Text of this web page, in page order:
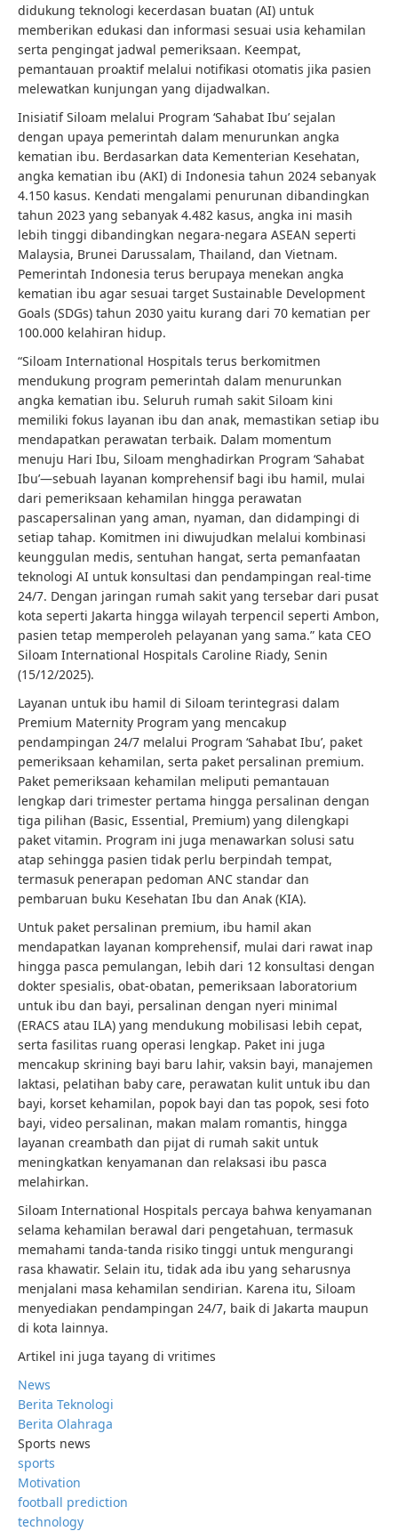
didukung teknologi kecerdasan buatan (AI) untuk
memberikan edukasi dan informasi sesuai usia kehamilan
serta pengingat jadwal pemeriksaan. Keempat,
pemantauan proaktif melalui notifikasi otomatis jika pasien
melewatkan kunjungan yang dijadwalkan.
Inisiatif Siloam melalui Program ‘Sahabat Ibu’ sejalan
dengan upaya pemerintah dalam menurunkan angka
kematian ibu. Berdasarkan data Kementerian Kesehatan,
angka kematian ibu (AKI) di Indonesia tahun 2024 sebanyak
4.150 kasus. Kendati mengalami penurunan dibandingkan
tahun 2023 yang sebanyak 4.482 kasus, angka ini masih
lebih tinggi dibandingkan negara-negara ASEAN seperti
Malaysia, Brunei Darussalam, Thailand, dan Vietnam.
Pemerintah Indonesia terus berupaya menekan angka
kematian ibu agar sesuai target Sustainable Development
Goals (SDGs) tahun 2030 yaitu kurang dari 70 kematian per
100.000 kelahiran hidup.
“Siloam International Hospitals terus berkomitmen
mendukung program pemerintah dalam menurunkan
angka kematian ibu. Seluruh rumah sakit Siloam kini
memiliki fokus layanan ibu dan anak, memastikan setiap ibu
mendapatkan perawatan terbaik. Dalam momentum
menuju Hari Ibu, Siloam menghadirkan Program ‘Sahabat
Ibu’—sebuah layanan komprehensif bagi ibu hamil, mulai
dari pemeriksaan kehamilan hingga perawatan
pascapersalinan yang aman, nyaman, dan didampingi di
setiap tahap. Komitmen ini diwujudkan melalui kombinasi
keunggulan medis, sentuhan hangat, serta pemanfaatan
teknologi AI untuk konsultasi dan pendampingan real-time
24/7. Dengan jaringan rumah sakit yang tersebar dari pusat
kota seperti Jakarta hingga wilayah terpencil seperti Ambon,
pasien tetap memperoleh pelayanan yang sama.” kata CEO
Siloam International Hospitals Caroline Riady, Senin
(15/12/2025).
Layanan untuk ibu hamil di Siloam terintegrasi dalam
Premium Maternity Program yang mencakup
pendampingan 24/7 melalui Program ‘Sahabat Ibu’, paket
pemeriksaan kehamilan, serta paket persalinan premium.
Paket pemeriksaan kehamilan meliputi pemantauan
lengkap dari trimester pertama hingga persalinan dengan
tiga pilihan (Basic, Essential, Premium) yang dilengkapi
paket vitamin. Program ini juga menawarkan solusi satu
atap sehingga pasien tidak perlu berpindah tempat,
termasuk penerapan pedoman ANC standar dan
pembaruan buku Kesehatan Ibu dan Anak (KIA).
Untuk paket persalinan premium, ibu hamil akan
mendapatkan layanan komprehensif, mulai dari rawat inap
hingga pasca pemulangan, lebih dari 12 konsultasi dengan
dokter spesialis, obat-obatan, pemeriksaan laboratorium
untuk ibu dan bayi, persalinan dengan nyeri minimal
(ERACS atau ILA) yang mendukung mobilisasi lebih cepat,
serta fasilitas ruang operasi lengkap. Paket ini juga
mencakup skrining bayi baru lahir, vaksin bayi, manajemen
laktasi, pelatihan baby care, perawatan kulit untuk ibu dan
bayi, korset kehamilan, popok bayi dan tas popok, sesi foto
bayi, video persalinan, makan malam romantis, hingga
layanan creambath dan pijat di rumah sakit untuk
meningkatkan kenyamanan dan relaksasi ibu pasca
melahirkan.
Siloam International Hospitals percaya bahwa kenyamanan
selama kehamilan berawal dari pengetahuan, termasuk
memahami tanda-tanda risiko tinggi untuk mengurangi
rasa khawatir. Selain itu, tidak ada ibu yang seharusnya
menjalani masa kehamilan sendirian. Karena itu, Siloam
menyediakan pendampingan 24/7, baik di Jakarta maupun
di kota lainnya.
Artikel ini juga tayang di vritimes
News
Berita Teknologi
Berita Olahraga
Sports news
sports
Motivation
football prediction
technology